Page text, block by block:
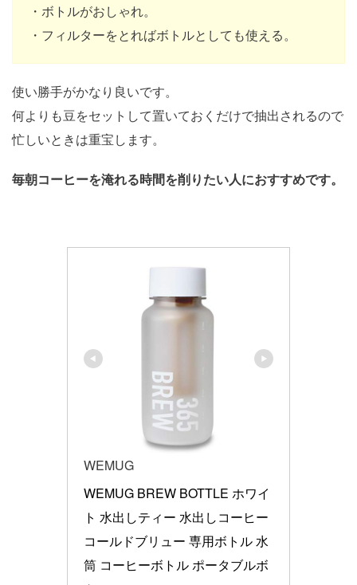
・ボトルがおしゃれ。
・フィルターをとればボトルとしても使える。
使い勝手がかなり良いです。
何よりも豆をセットして置いておくだけで抽出されるので
忙しいときは重宝します。
毎朝コーヒーを淹れる時間を削りたい人におすすめです。
WEMUG
WEMUG BREW BOTTLE ホワイ
ト 水出しティー 水出しコーヒー
コールドブリュー 専用ボトル 水
筒 コーヒーボトル ポータブルボ